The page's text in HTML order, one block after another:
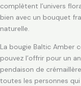
complètent l’univers
bien avec un bouquet
naturelle.
La bougie Baltic Amber
pouvez l’offrir pour un
pendaison de
toutes les personnes